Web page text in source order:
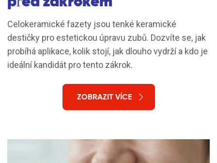
Celokeramické fazety jsou tenké keramické
destičky pro estetickou úpravu zubů. Dozvíte se, jak
probíhá aplikace, kolik stojí, jak dlouho vydrží a kdo je
ideální kandidát pro tento zákrok.
ZOBRAZIT VÍCE